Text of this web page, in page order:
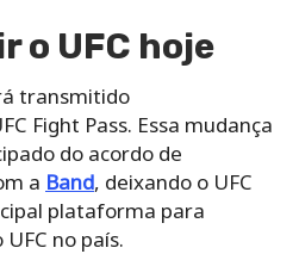
o UFC hoje
transmitido
Fight Pass. Essa mudança
do acordo de
a Band, deixando o UFC
plataforma para
no país.